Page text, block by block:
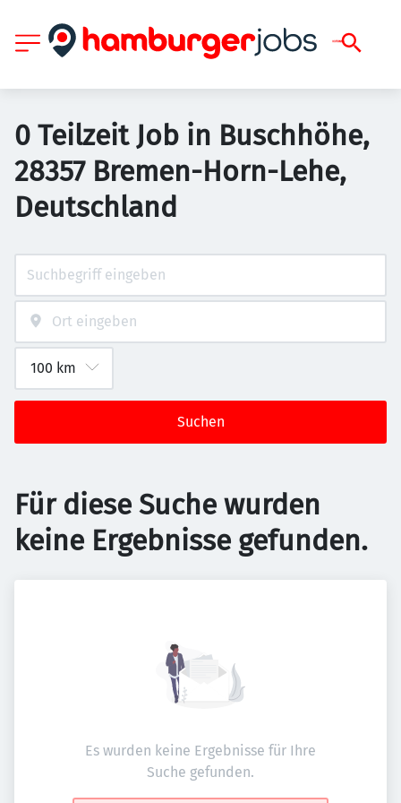
0 Teilzeit Job in Buschhöhe,
28357 Bremen-Horn-Lehe,
Deutschland
Suchen
Für diese Suche wurden
keine Ergebnisse gefunden.
Es wurden keine Ergebnisse für Ihre
Suche gefunden.